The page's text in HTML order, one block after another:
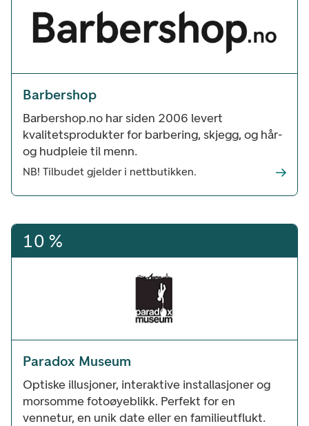
Barbershop
Barbershop.no har siden 2006 levert
kvalitetsprodukter for barbering, skjegg, og hår-
og hudpleie til menn.
NB! Tilbudet gjelder i nettbutikken.
10 %
Paradox Museum
Optiske illusjoner, interaktive installasjoner og
morsomme fotoøyeblikk. Perfekt for en
vennetur, en unik date eller en familieutflukt.